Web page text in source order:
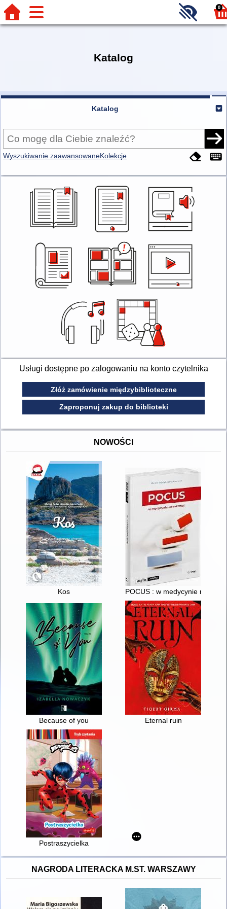
0
Katalog
Katalog
Wyszukiwanie zaawansowaneKolekcje
Usługi dostępne po zalogowaniu na konto czytelnika
Złóż zamówienie międzybiblioteczne
Zaproponuj zakup do biblioteki
NOWOŚCI
Kos POCUS : w medycynie
Because of you Eternal ruin
Postraszycielka
NAGRODA LITERACKA M.ST. WARSZAWY